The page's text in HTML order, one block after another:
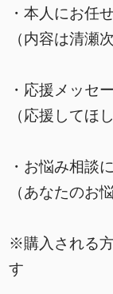
・本人にお任
（内容は清瀬
・応援メッセ
（応援してほ
・お悩み相談
（あなたのお
※購入される
す